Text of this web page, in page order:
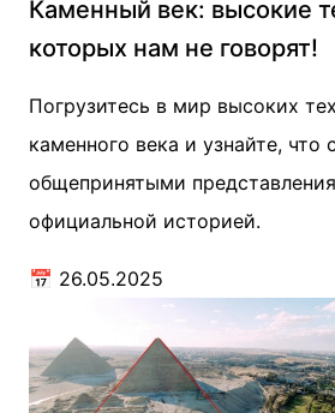
Каменный век: высокие
которых нам не говорят!
Погрузитесь в мир высоких
каменного века и узнайте, что
общепринятыми
официальной историей.
📅 26.05.2025